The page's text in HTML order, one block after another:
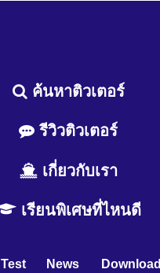
ค้นหาติวเตอร์
รีวิวติวเตอร์
เกี่ยวกับเรา
เรียนพิเศษที่ไหนดี
Test News Download